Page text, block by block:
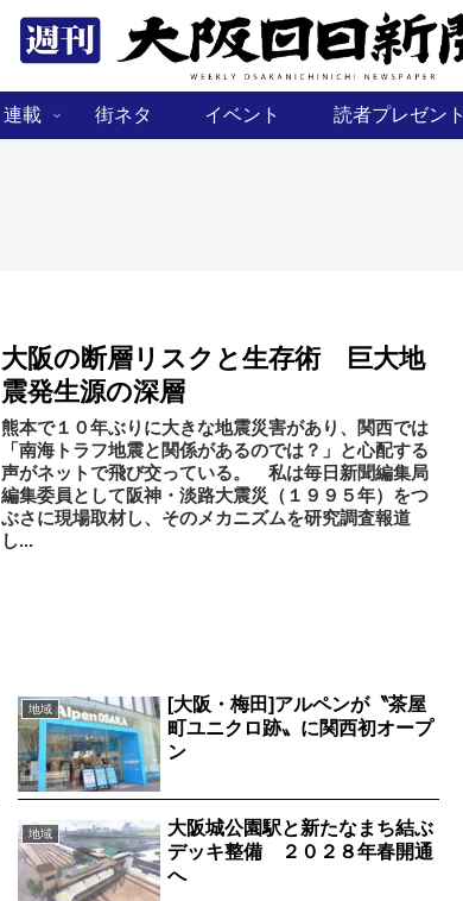
連載 街ネタ イベント 読者プレゼント
大阪の断層リスクと生存術 巨大地
震発生源の深層
熊本で１０年ぶりに大きな地震災害があり、関西では
「南海トラフ地震と関係があるのでは？」と心配する
声がネットで飛び交っている。 私は毎日新聞編集局
編集委員として阪神・淡路大震災（１９９５年）をつ
ぶさに現場取材し、そのメカニズムを研究調査報道
し...
地域
[大阪・梅田]アルペンが〝茶屋
町ユニクロ跡〟に関西初オープ
ン
地域
大阪城公園駅と新たなまち結ぶ
デッキ整備 ２０２８年春開通
へ